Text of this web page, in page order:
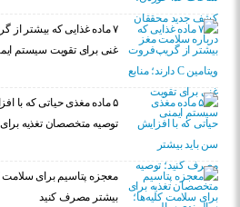
غنی برای تقویت سیستم
۵ ماده مغذی حیاتی که با
توصیه متخصصان تغذیه
معجزه پتاسیم برای سلامت
بیشتر مصرف کنید